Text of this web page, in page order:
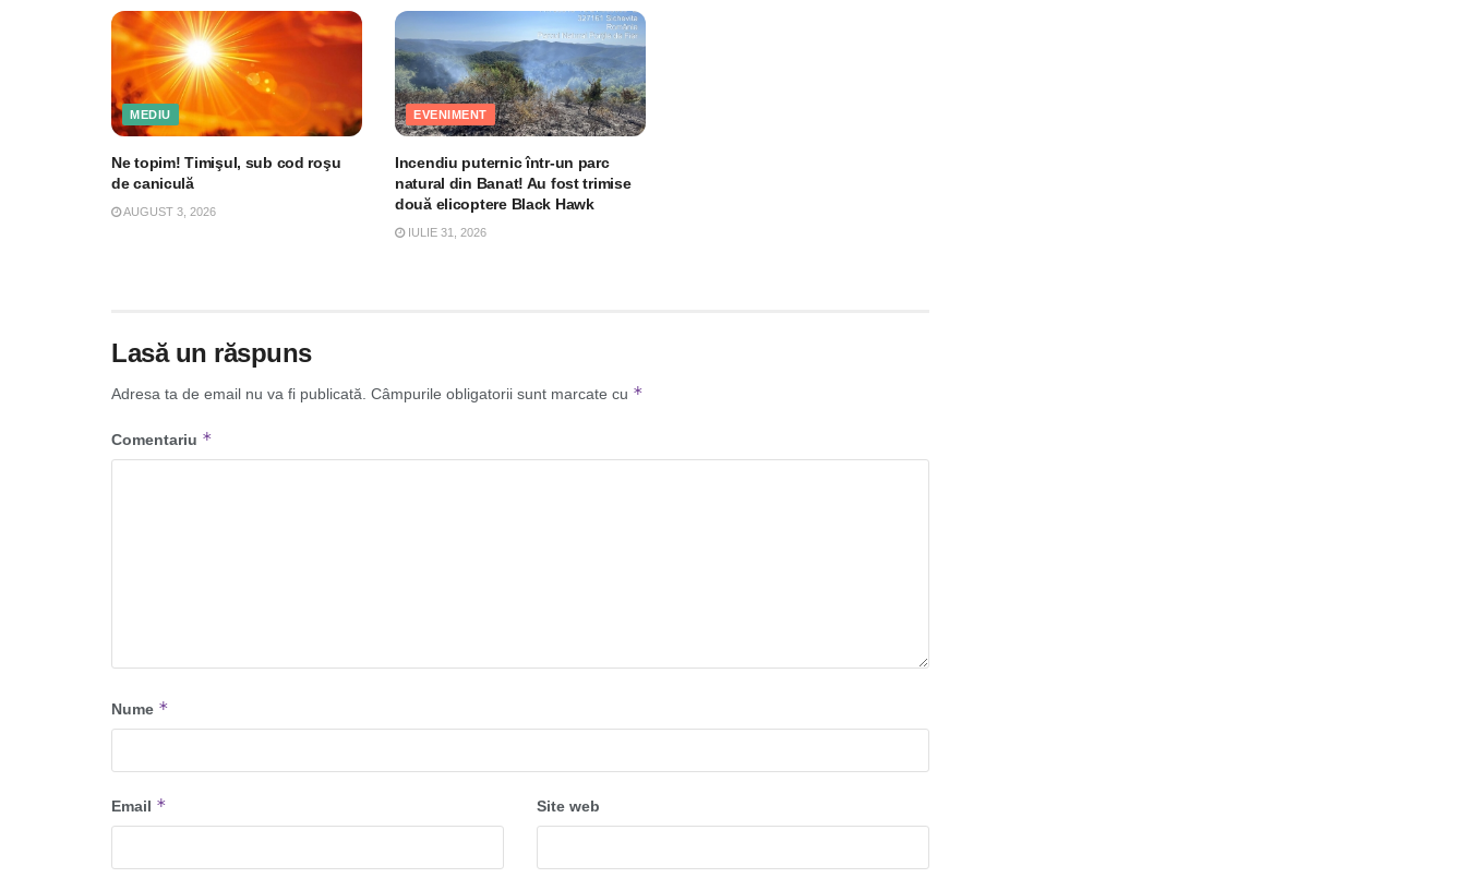
MEDIU
Ne topim! Timişul, sub cod roşu
de caniculă
AUGUST 3, 2026
EVENIMENT
Incendiu puternic într-un parc
natural din Banat! Au fost trimise
două elicoptere Black Hawk
IULIE 31, 2026
Lasă un răspuns
Adresa ta de email nu va fi publicată. Câmpurile obligatorii sunt marcate cu *
Comentariu *
Nume *
Email * Site web